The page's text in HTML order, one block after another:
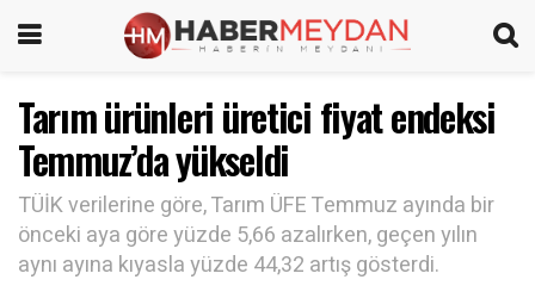
Tarım ürünleri üretici fiyat endeksi
Temmuz’da yükseldi
TÜİK verilerine göre, Tarım ÜFE Temmuz ayında bir
önceki aya göre yüzde 5,66 azalırken, geçen yılın
aynı ayına kıyasla yüzde 44,32 artış gösterdi.